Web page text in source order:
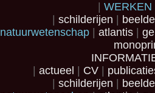
WERKEN
schilderijen
natuurwetenschap
atlantis
actueel
CV
schilderijen